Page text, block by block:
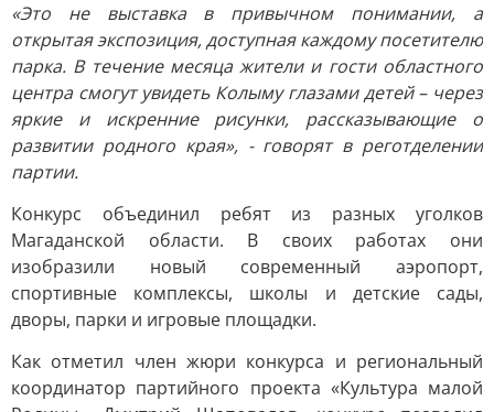
«Это не выставка в привычном понимании, а
открытая экспозиция, доступная каждому посетителю
парка. В течение месяца жители и гости областного
центра смогут увидеть Колыму глазами детей – через
яркие и искренние рисунки, рассказывающие о
развитии родного края», - говорят в реготделении
партии.
Конкурс объединил ребят из разных уголков
Магаданской области. В своих работах они
изобразили новый современный аэропорт,
спортивные комплексы, школы и детские сады,
дворы, парки и игровые площадки.
Как отметил член жюри конкурса и региональный
координатор партийного проекта «Культура малой